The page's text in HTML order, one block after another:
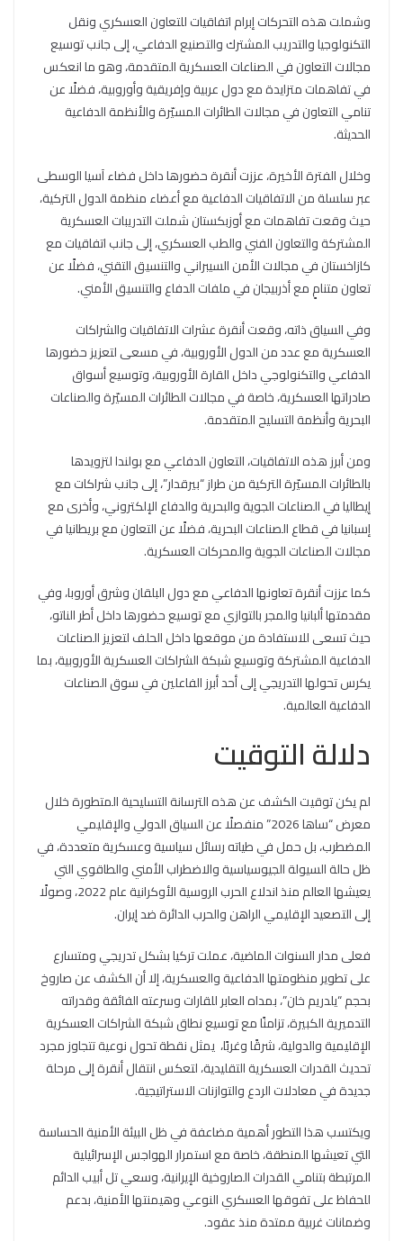
وشملت هذه التحركات إبرام اتفاقيات للتعاون العسكري ونقل
التكنولوجيا والتدريب المشترك والتصنيع الدفاعي، إلى جانب توسيع
مجالات التعاون في الصناعات العسكرية المتقدمة، وهو ما انعكس
في تفاهمات متزايدة مع دول عربية وإفريقية وأوروبية، فضلًا عن
تنامي التعاون في مجالات الطائرات المسيّرة والأنظمة الدفاعية
الحديثة.
وخلال الفترة الأخيرة، عززت أنقرة حضورها داخل فضاء آسيا الوسطى
عبر سلسلة من الاتفاقيات الدفاعية مع أعضاء منظمة الدول التركية،
حيث وقعت تفاهمات مع أوزبكستان شملت التدريبات العسكرية
المشتركة والتعاون الفني والطب العسكري، إلى جانب اتفاقيات مع
كازاخستان في مجالات الأمن السيبراني والتنسيق التقني، فضلًا عن
تعاون متنامٍ مع أذربيجان في ملفات الدفاع والتنسيق الأمني.
وفي السياق ذاته، وقعت أنقرة عشرات الاتفاقيات والشراكات
العسكرية مع عدد من الدول الأوروبية، في مسعى لتعزيز حضورها
الدفاعي والتكنولوجي داخل القارة الأوروبية، وتوسيع أسواق
صادراتها العسكرية، خاصة في مجالات الطائرات المسيّرة والصناعات
البحرية وأنظمة التسليح المتقدمة.
ومن أبرز هذه الاتفاقيات، التعاون الدفاعي مع بولندا لتزويدها
بالطائرات المسيّرة التركية من طراز “بيرقدار”، إلى جانب شراكات مع
إيطاليا في الصناعات الجوية والبحرية والدفاع الإلكتروني، وأخرى مع
إسبانيا في قطاع الصناعات البحرية، فضلًا عن التعاون مع بريطانيا في
مجالات الصناعات الجوية والمحركات العسكرية.
كما عززت أنقرة تعاونها الدفاعي مع دول البلقان وشرق أوروبا، وفي
مقدمتها ألبانيا والمجر بالتوازي مع توسيع حضورها داخل أطر الناتو،
حيث تسعى للاستفادة من موقعها داخل الحلف لتعزيز الصناعات
الدفاعية المشتركة وتوسيع شبكة الشراكات العسكرية الأوروبية، بما
يكرس تحولها التدريجي إلى أحد أبرز الفاعلين في سوق الصناعات
الدفاعية العالمية.
دلالة التوقيت
لم يكن توقيت الكشف عن هذه الترسانة التسليحية المتطورة خلال
معرض “ساها 2026” منفصلًا عن السياق الدولي والإقليمي
المضطرب، بل حمل في طياته رسائل سياسية وعسكرية متعددة، في
ظل حالة السيولة الجيوسياسية والاضطراب الأمني والطاقوي التي
يعيشها العالم منذ اندلاع الحرب الروسية الأوكرانية عام 2022، وصولًا
إلى التصعيد الإقليمي الراهن والحرب الدائرة ضد إيران.
فعلى مدار السنوات الماضية، عملت تركيا بشكل تدريجي ومتسارع
على تطوير منظومتها الدفاعية والعسكرية، إلا أن الكشف عن صاروخ
بحجم “يلدريم خان”، بمداه العابر للقارات وسرعته الفائقة وقدراته
التدميرية الكبيرة، تزامنًا مع توسيع نطاق شبكة الشراكات العسكرية
الإقليمية والدولية، شرقًا وغربًا، يمثل نقطة تحول نوعية تتجاوز مجرد
تحديث القدرات العسكرية التقليدية، لتعكس انتقال أنقرة إلى مرحلة
جديدة في معادلات الردع والتوازنات الاستراتيجية.
ويكتسب هذا التطور أهمية مضاعفة في ظل البيئة الأمنية الحساسة
التي تعيشها المنطقة، خاصة مع استمرار الهواجس الإسرائيلية
المرتبطة بتنامي القدرات الصاروخية الإيرانية، وسعي تل أبيب الدائم
للحفاظ على تفوقها العسكري النوعي وهيمنتها الأمنية، بدعم
وضمانات غربية ممتدة منذ عقود.